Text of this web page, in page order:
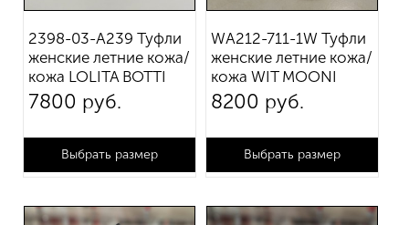
2398-03-A239 Туфли
женские летние кожа/
кожа LOLITA BOTTI
7 800 руб.
Выбрать размер
WA212-711-1W Туфли
женские летние кожа/
кожа WIT MOONI
8 200 руб.
Выбрать размер